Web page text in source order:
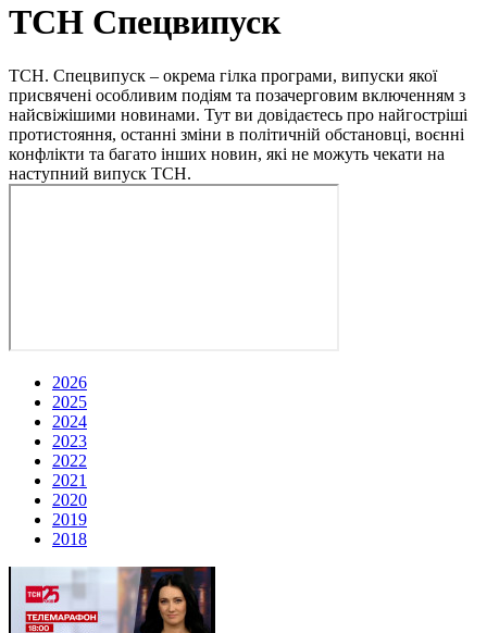
ТСН Спецвипуск
ТСН. Спецвипуск – окрема гілка програми, випуски якої
присвячені особливим подіям та позачерговим включенням з
найсвіжішими новинами. Тут ви довідаєтесь про найгостріші
протистояння, останні зміни в політичній обстановці, воєнні
конфлікти та багато інших новин, які не можуть чекати на
наступний випуск ТСН.
2026
2025
2024
2023
2022
2021
2020
2019
2018